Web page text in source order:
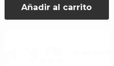
Añadir al carrito